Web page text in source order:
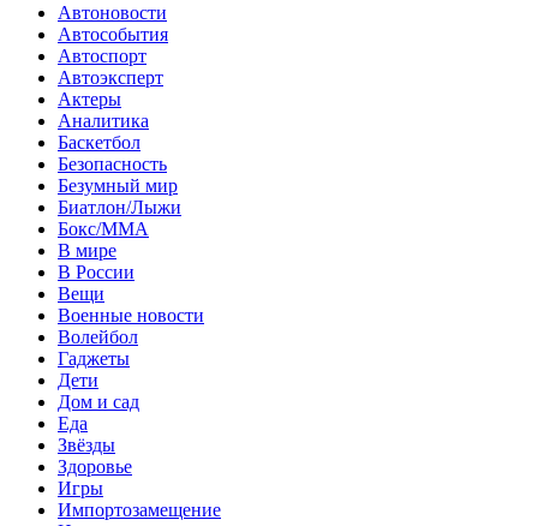
Автоновости
Автособытия
Автоспорт
Автоэксперт
Актеры
Аналитика
Баскетбол
Безопасность
Безумный мир
Биатлон/Лыжи
Бокс/MMA
В мире
В России
Вещи
Военные новости
Волейбол
Гаджеты
Дети
Дом и сад
Еда
Звёзды
Здоровье
Игры
Импортозамещение